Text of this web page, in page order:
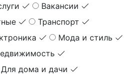
Вакансии
Транспорт
Мода и стиль
Для дома и дачи